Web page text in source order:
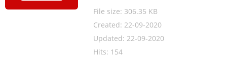
File size: 306.35 KB
Created: 22-09-2020
Updated: 22-09-2020
Hits: 154